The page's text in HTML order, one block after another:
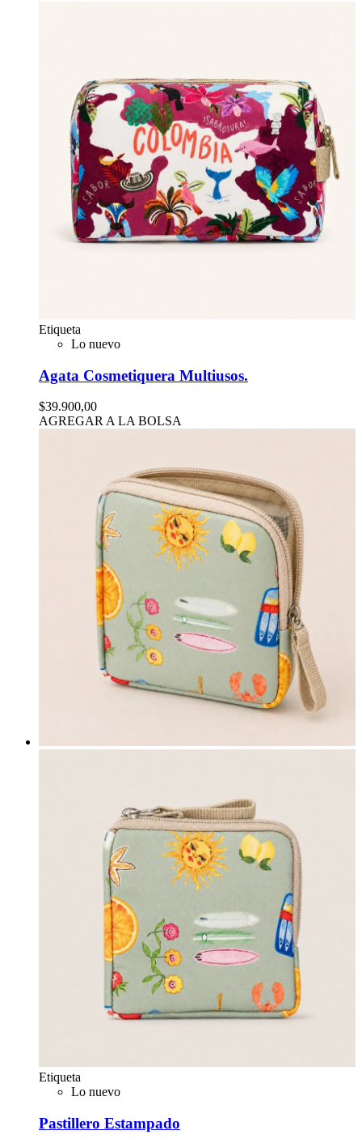
Etiqueta
Lo nuevo
Agata Cosmetiquera Multiusos.
$39.900,00
AGREGAR A LA BOLSA
Etiqueta
Lo nuevo
Pastillero Estampado